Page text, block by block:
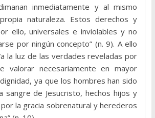
inmediatamente y al mismo
naturaleza. Estos derechos y
ello, universales e inviolables y no
por ningún concepto” (n. 9). A ello
la luz de las verdades reveladas por
valorar necesariamente en mayor
ya que los hombres han sido
sangre de Jesucristo, hechos hijos y
la gracia sobrenatural y herederos